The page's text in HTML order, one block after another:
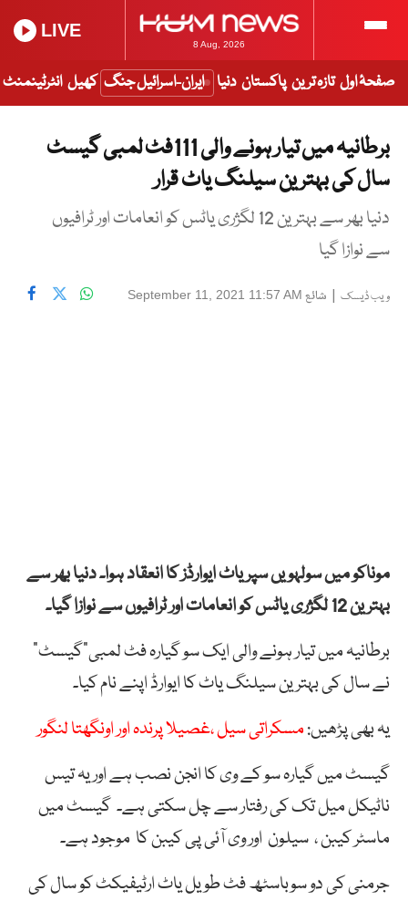
8 Aug, 2026
LIVE
صفحۂ اول تازہ ترین پاکستان دنیا ایران-اسرائیل جنگ کھیل انٹرٹینمنٹ
برطانیہ میں تیار ہونے والی 111فٹ لمبی گیسٹ
سال کی بہترین سیلنگ یاٹ قرار
دنیا بھر سے بہترین 12 لگژری یاٹس کو انعامات اور ٹرافیوں
سے نوازا گیا
ویب ڈیسک | شائع September 11, 2021 11:57 AM
موناکو میں سولہویں سپریاٹ ایوارڈز کا انعقاد ہوا۔ دنیا بھر سے
بہترین 12 لگژری یاٹس کو انعامات اور ٹرافیوں سے نوازا گیا۔
برطانیہ میں تیار ہونے والی ایک سو گیارہ فٹ لمبی”گیسٹ”
نے سال کی بہترین سیلنگ یاٹ کا ایوارڈ اپنے نام کیا۔
یہ بھی پڑھیں:مسکراتی سیل ،غصیلا پرندہ اور اونگھتا لنگور
گیسٹ میں گیارہ سو کے وی کا انجن نصب ہے اور یہ تیس
ناٹیکل میل تک کی رفتار سے چل سکتی ہے۔ گیسٹ میں
ماسٹر کیبن ، سیلون اور وی آئی پی کیبن کا موجود ہے۔
جرمنی کی دو سوباسٹھ فٹ طویل یاٹ ارٹیفیکٹ کو سال کی